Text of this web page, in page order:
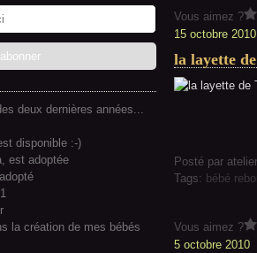
deux dernières années...
disponible :-)
est adoptée
la création de mes bébés
Vous aimez ?
15 octobre 2010
la layette
Posté par
Tags: bébé
Vous aimez ?
5 octobre 2010